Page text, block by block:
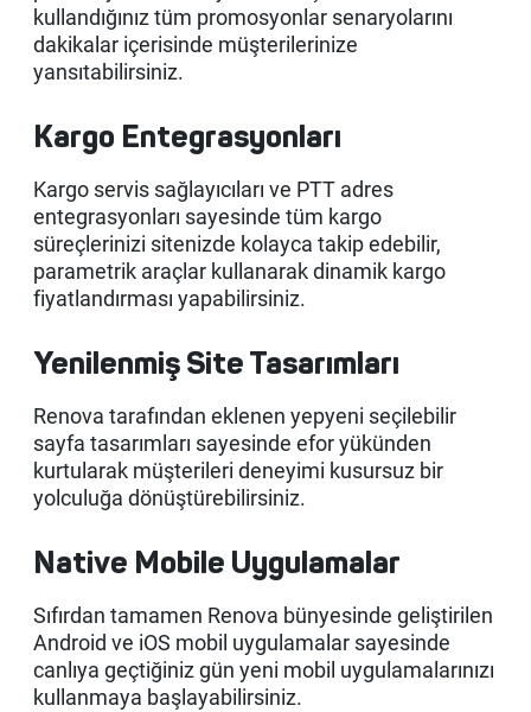
kullandığınız tüm promosyonlar senaryolarını
dakikalar içerisinde müşterilerinize
yansıtabilirsiniz.
Kargo Entegrasyonları
Kargo servis sağlayıcıları ve PTT adres
entegrasyonları sayesinde tüm kargo
süreçlerinizi sitenizde kolayca takip edebilir,
parametrik araçlar kullanarak dinamik kargo
fiyatlandırması yapabilirsiniz.
Yenilenmiş Site Tasarımları
Renova tarafından eklenen yepyeni seçilebilir
sayfa tasarımları sayesinde efor yükünden
kurtularak müşterileri deneyimi kusursuz bir
yolculuğa dönüştürebilirsiniz.
Native Mobile Uygulamalar
Sıfırdan tamamen Renova bünyesinde geliştirilen
Android ve iOS mobil uygulamalar sayesinde
canlıya geçtiğiniz gün yeni mobil uygulamalarınızı
kullanmaya başlayabilirsiniz.